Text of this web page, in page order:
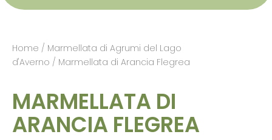
Home / Marmellata di Agrumi del Lago
d'Averno / Marmellata di Arancia Flegrea
MARMELLATA DI
ARANCIA FLEGREA